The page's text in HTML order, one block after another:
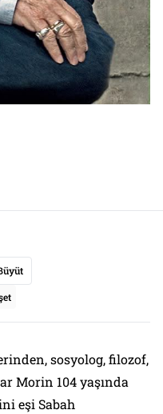
sosyolog, filozof,
Morin 104 yaşında
eşi Sabah